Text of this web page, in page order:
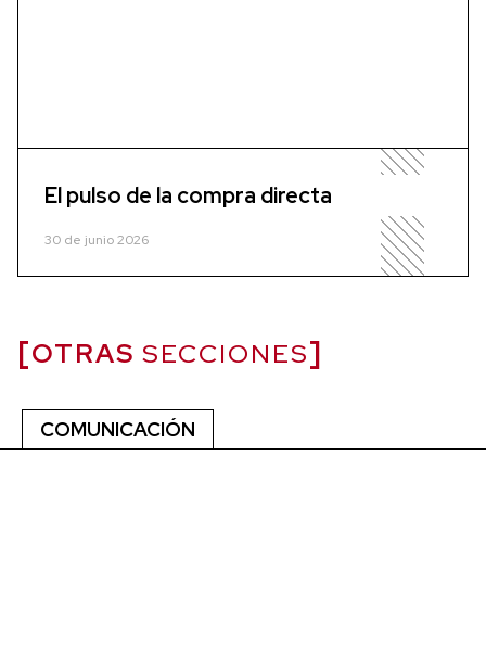
El pulso de la compra directa
30 de junio 2026
OTRAS SECCIONES
COMUNICACIÓN